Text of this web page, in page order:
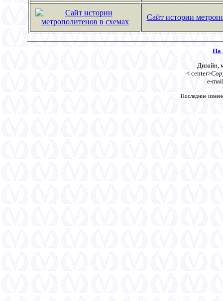
Сайт истории
На
Дизайн,
< center>
e-
Последние